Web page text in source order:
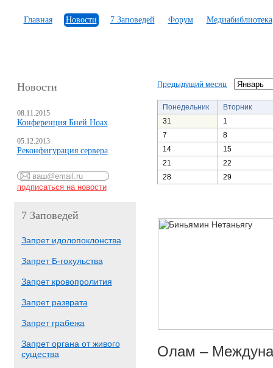
Главная Новости 7 Заповедей Форум Медиабиблиотека
Новости
08.11.2015
Конференция Бней Ноах
05.12.2013
Реконфигурация сервера
7 Заповедей
Запрет идолопоклонства
Запрет Б-гохульства
Запрет кровопролития
Запрет разврата
Запрет грабежа
Запрет органа от живого
существа
Предыдущий месяц
Понедельник
Вторник
31
1
7
8
14
15
21
22
28
29
Олам –